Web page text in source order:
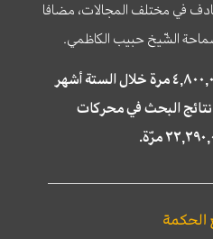
في مختلف المجالات، مضافا
الشّيخ حبيب الكاظمي.
تمّت زيارة موقع سراج ٤,٨٠٠,٠٠٠ مرة خلال الستة أشهر
نتائج البحث في محركات
الحكمة